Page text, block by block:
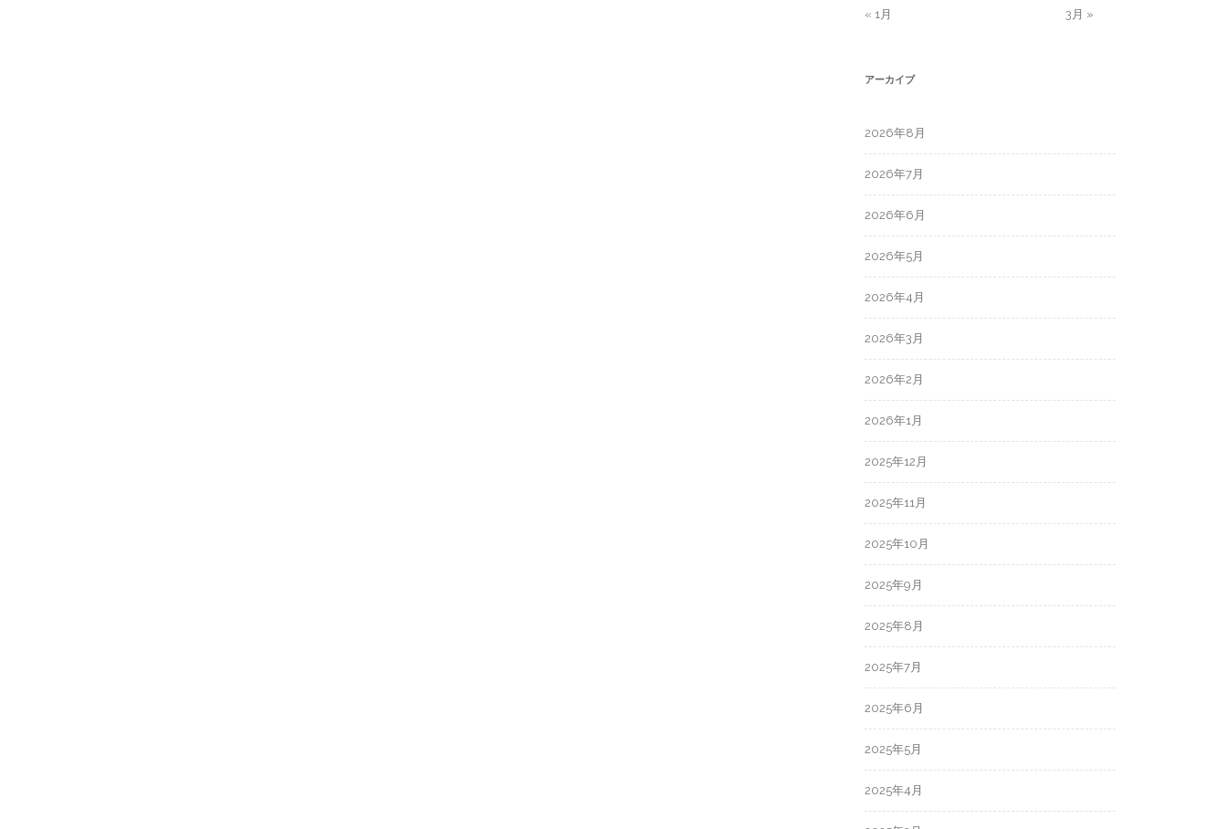
« 1月 3月 »
アーカイブ
2026年8月
2026年7月
2026年6月
2026年5月
2026年4月
2026年3月
2026年2月
2026年1月
2025年12月
2025年11月
2025年10月
2025年9月
2025年8月
2025年7月
2025年6月
2025年5月
2025年4月